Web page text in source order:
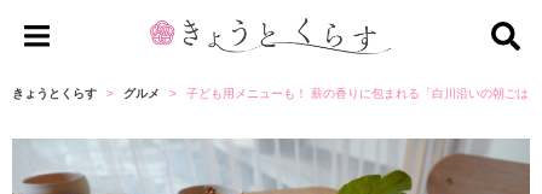
ょ
く
きょうとくらす グルメ 子ども用メニューも！ 薪の香りに包まれる「白川沿いの朝ごは